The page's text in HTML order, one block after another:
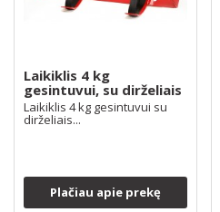
Laikiklis 4 kg
gesintuvui, su dirželiais
Laikiklis 4 kg gesintuvui su
dirželiais...
Plačiau apie prekę